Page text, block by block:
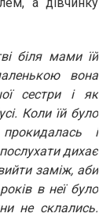
а дівчинку
біля мами їй
вона
сестри і як
Коли їй було
і
дихає
заміж, аби
в неї було
не склались.